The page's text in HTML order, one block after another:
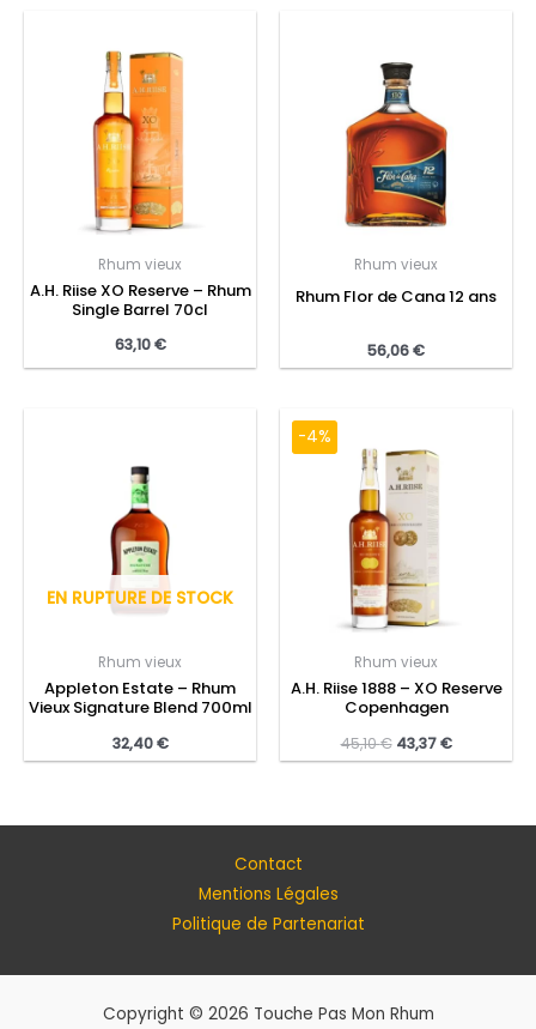
Rhum vieux
A.H. Riise XO Reserve – Rhum
Single Barrel 70cl
63,10€
Rhum vieux
Rhum Flor de Cana 12 ans
56,06€
EN RUPTURE DE STOCK
Rhum vieux
Appleton Estate – Rhum
Vieux Signature Blend 700ml
32,40€
-4%
Rhum vieux
A.H. Riise 1888 – XO Reserve
Copenhagen
45,10€ 43,37€
Contact
Mentions Légales
Politique de Partenariat
Copyright © 2026 Touche Pas Mon Rhum